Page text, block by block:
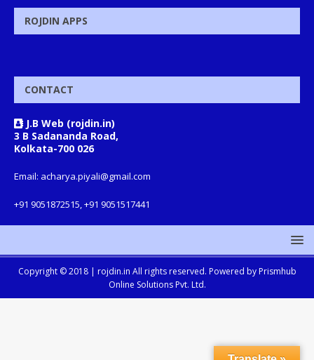
ROJDIN APPS
CONTACT
J.B Web (rojdin.in)
3 B Sadananda Road,
Kolkata-700 026
Email: acharya.piyali@gmail.com
+91 9051872515, +91 9051517441
Copyright © 2018 | rojdin.in All rights reserved. Powered by Prismhub
Online Solutions Pvt. Ltd.